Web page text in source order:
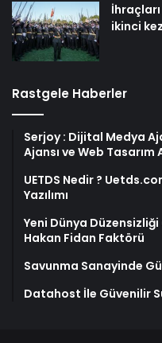
ikinci
Rastgele Haberler
Serjoy : Dijital Medya
Ajansı ve Web Tasarım
UETDS Nedir ?
Yazılımı
Yeni Dünya Düzensizliği
Hakan Fidan Faktörü
Savunma Sanayinde
Datahost İle Güvenilir